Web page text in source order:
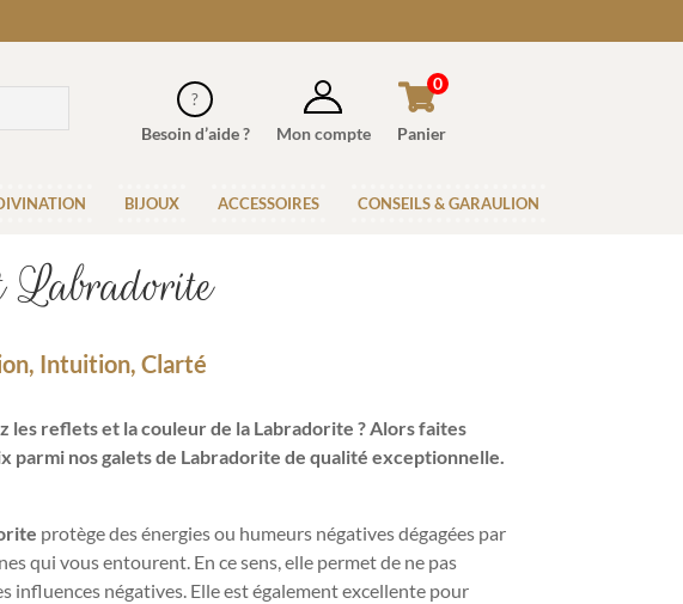
Besoin d’aide ? Mon compte Panier
0
BIJOUX ACCESSOIRES CONSEILS & GARAULION
Labradorite
Intuition, Clarté
les reflets et la couleur de la Labradorite ? Alors faites
parmi nos galets de Labradorite de qualité exceptionnelle.
protège des énergies ou humeurs négatives dégagées par
qui vous entourent. En ce sens,elle permet de ne pas
influences négatives. Elle est également excellente pour